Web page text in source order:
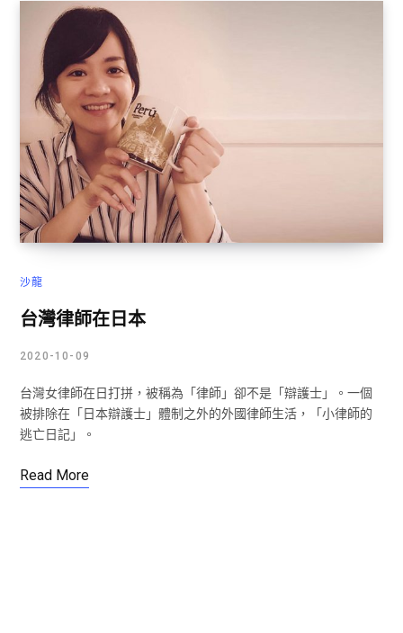
沙龍
台灣律師在日本
2020-10-09
台灣女律師在日打拼，被稱為「律師」卻不是「辯護士」。一個
被排除在「日本辯護士」體制之外的外國律師生活，「小律師的
逃亡日記」。
Read More